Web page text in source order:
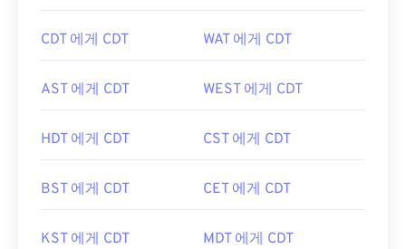
CDT 에게 CDT WAT 에게 CDT
AST 에게 CDT WEST 에게 CDT
HDT 에게 CDT CST 에게 CDT
BST 에게 CDT CET 에게 CDT
KST 에게 CDT MDT 에게 CDT